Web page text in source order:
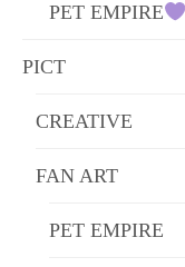
PET EMPIRE
PICT
CREATIVE
FAN ART
PET EMPIRE